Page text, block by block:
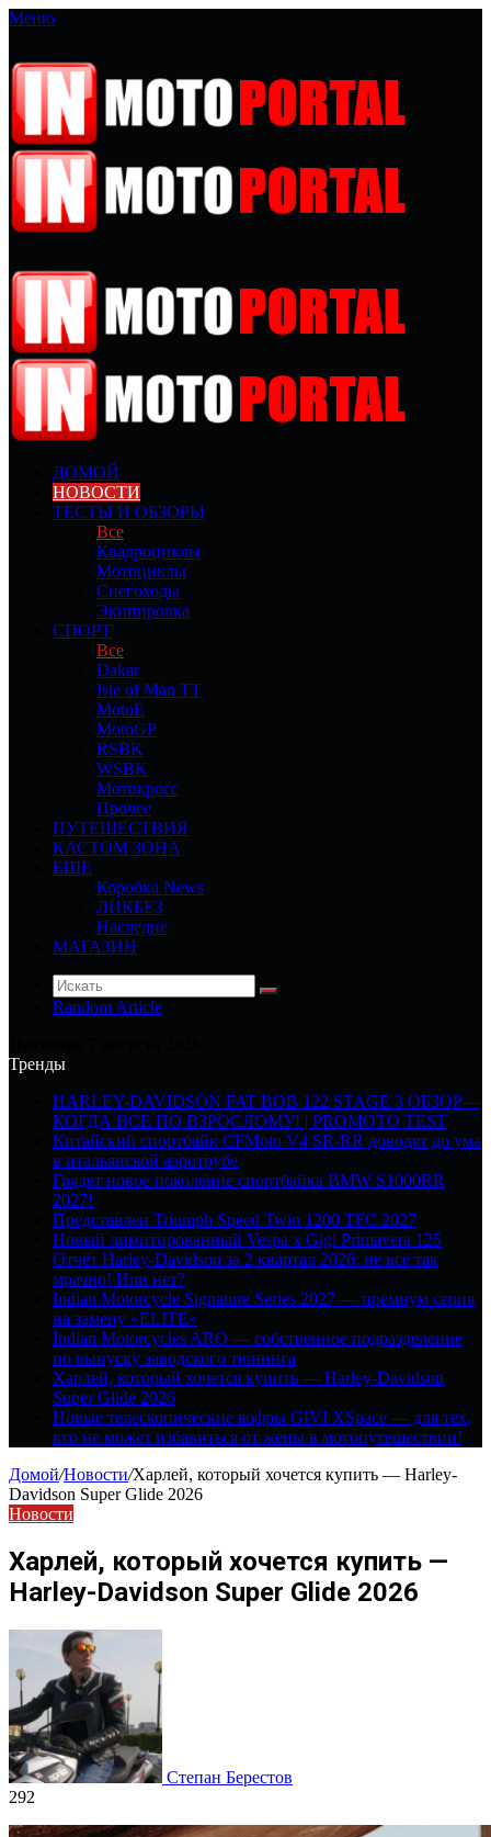
Меню
ДОМОЙ
НОВОСТИ
ТЕСТЫ И ОБЗОРЫ
Все
Квадроциклы
Мотоциклы
Снегоходы
Экипировка
СПОРТ
Все
Dakar
Isle of Man TT
MotoE
MotoGP
RSBK
WSBK
Мотокросс
Прочее
ПУТЕШЕСТВИЯ
КАСТОМ ЗОНА
ЕЩЕ
Коробка News
ЛИКБЕЗ
Наследие
МАГАЗИН
Random Article
Тренды
HARLEY-DAVIDSON FAT BOB 122 STAGE 3 ОБЗОР—
КОГДА ВСЕ ПО ВЗРОСЛОМУ! | PROMOTO TEST
Китайский спортбайк CFMoto V4 SR-RR доводят до ума
в итальянской аэротрубе
Грядет новое поколение спортбайка BMW S1000RR
2027!
Представлен Triumph Speed Twin 1200 TFC 2027
Новый лимитированный Vespa x Gigi Primavera 125
Отчёт Harley-Davidson за 2 квартал 2026: не всё так
мрачно! Или нет?
Indian Motorcycle Signature Series 2027 — премиум серия
на замену «ELITE»
Indian Motorcycles ARO — собственное подразделение
по выпуску заводского тюнинга
Харлей, который хочется купить — Harley-Davidson
Super Glide 2026
Новые телескопические кофры GIVI XSpace — для тех,
кто не может избавиться от жены в мотопутешествии!
Домой/Новости/Харлей, который хочется купить — Harley-
Davidson Super Glide 2026
Новости
Харлей, который хочется купить —
Harley-Davidson Super Glide 2026
Степан Берестов
292